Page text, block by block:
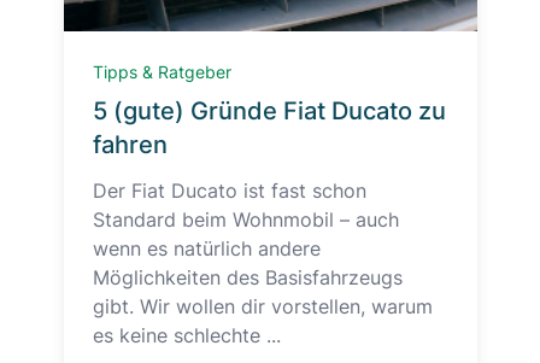
Tipps & Ratgeber
5 (gute) Gründe Fiat Ducato zu
fahren
Der Fiat Ducato ist fast schon
Standard beim Wohnmobil – auch
wenn es natürlich andere
Möglichkeiten des Basisfahrzeugs
gibt. Wir wollen dir vorstellen, warum
es keine schlechte ...